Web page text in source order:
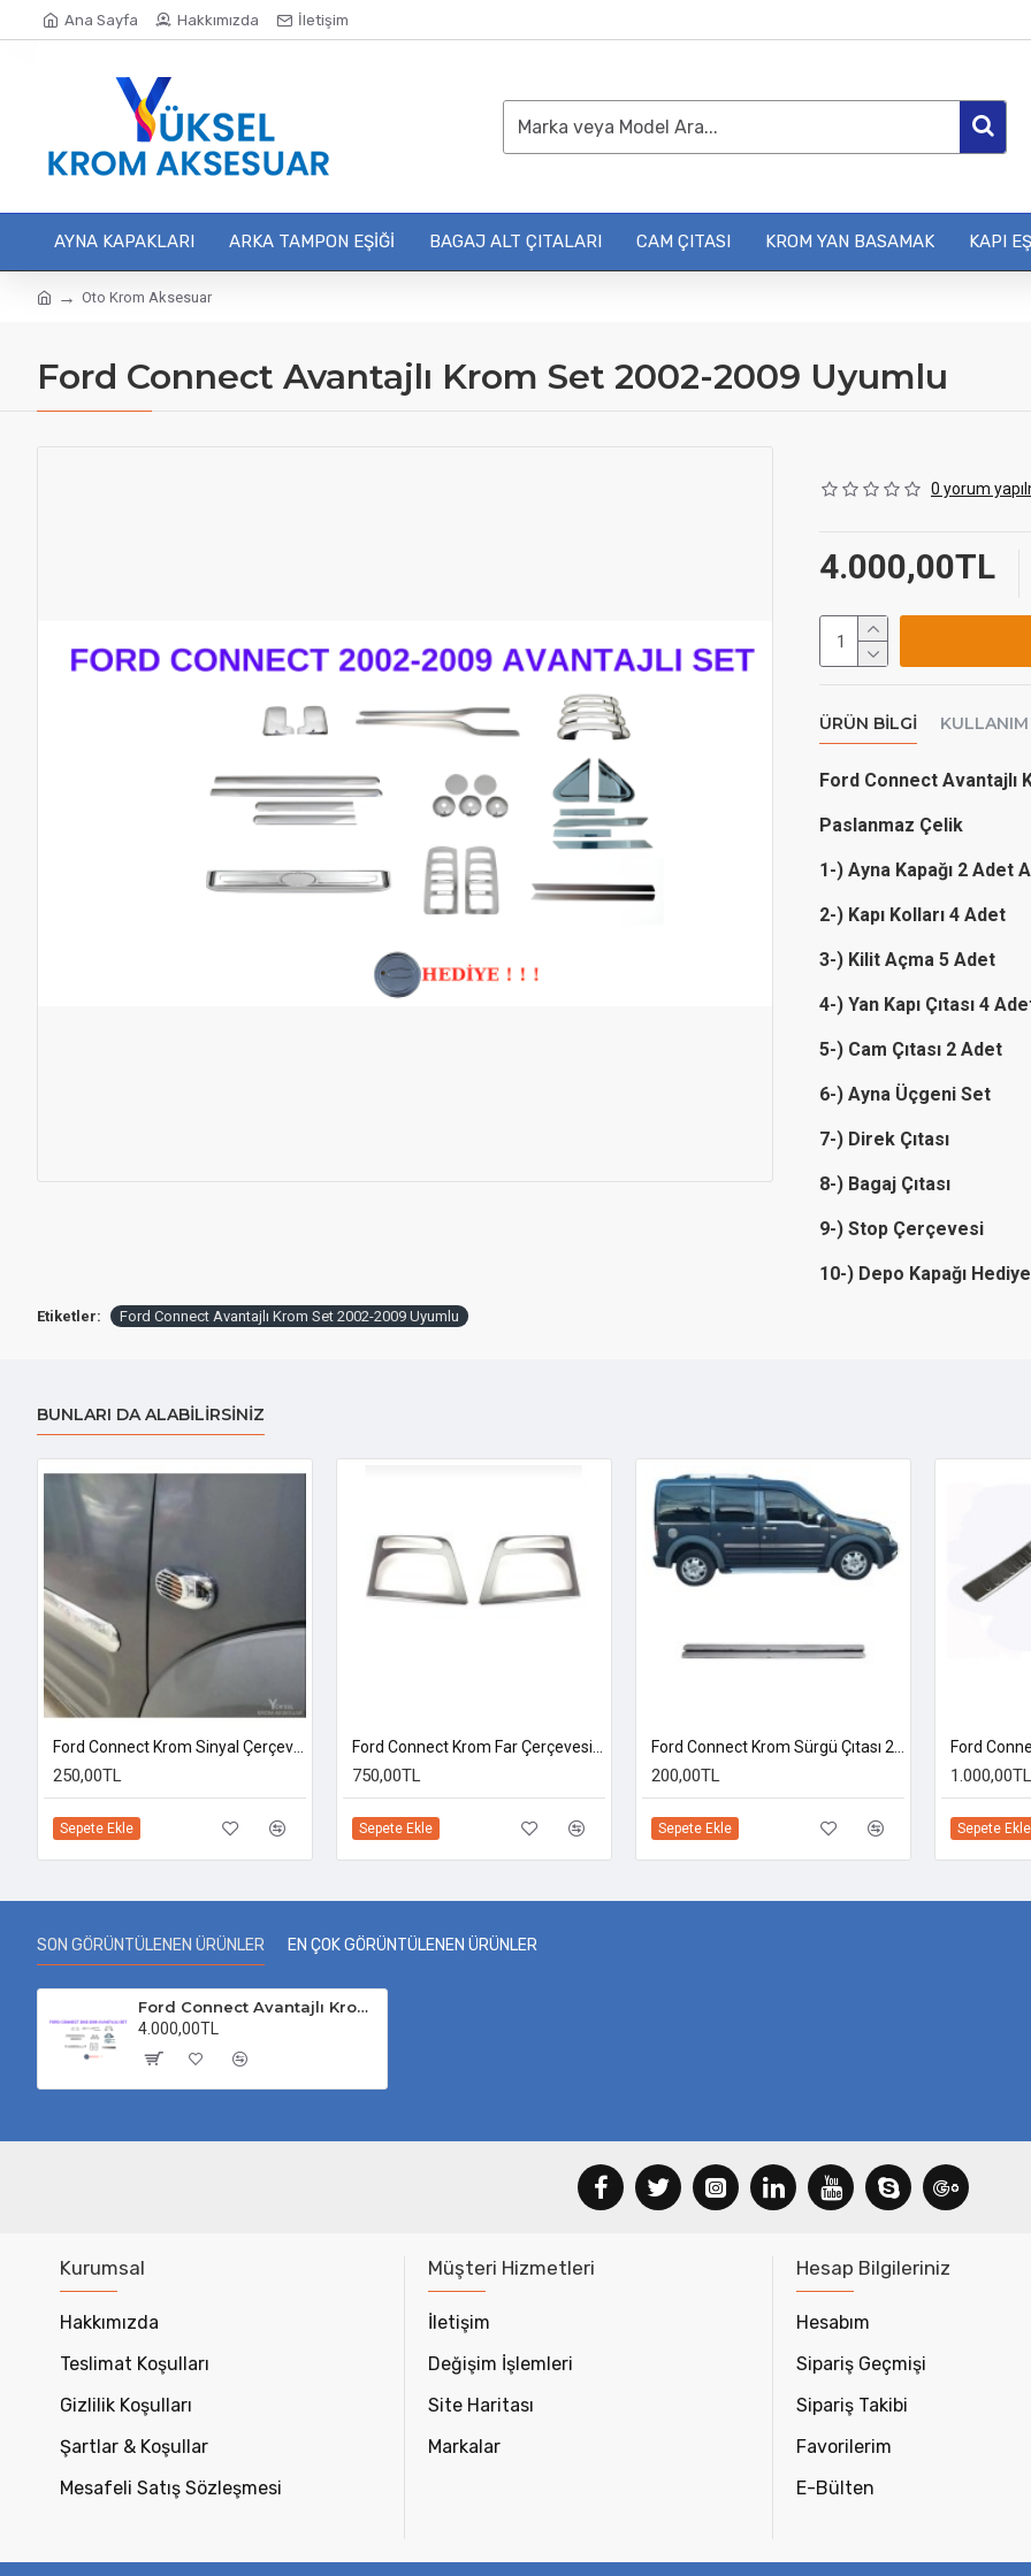
Ana Sayfa Hakkımızda İletişim
AYNA KAPAKLARI ARKA TAMPON EŞIĞI BAGAJ ALT ÇITALARI CAM ÇITASI KROM YAN BASAMAK KAPI
Oto Krom Aksesuar
Ford Connect Avantajlı Krom Set 2002-2009 Uyumlu
0 yorum
4.000,00TL
ÜRÜN BILGI
Ford Connect Avantajlı
Paslanmaz Çelik
1-) Ayna Kapağı 2 Adet
2-) Kapı Kolları 4 Adet
3-) Kilit Açma 5 Adet
4-) Yan Kapı Çıtası 4
5-) Cam Çıtası 2 Adet
6-) Ayna Üçgeni Set
7-) Direk Çıtası
8-) Bagaj Çıtası
9-) Stop Çerçevesi
10-) Depo Kapağı
Etiketler: Ford Connect Avantajlı Krom Set 2002-2009 Uyumlu
BUNLARI DA ALABILIRSINIZ
250,00TL
Sepete Ekle
750,00TL
Sepete Ekle
200,00TL
Sepete Ekle
1.000,00TL
Sepete Ekle
SON GÖRÜNTÜLENEN ÜRÜNLER EN ÇOK GÖRÜNTÜLENEN ÜRÜNLER
Ford Connect Avantajlı Krom Set 2002-2009 Uyumlu
4.000,00TL
Kurumsal
Hakkımızda
Teslimat Koşulları
Gizlilik Koşulları
Şartlar & Koşullar
Mesafeli Satış Sözleşmesi
Müşteri Hizmetleri
İletişim
Değişim İşlemleri
Site Haritası
Markalar
Hesap Bilgileriniz
Hesabım
Sipariş Geçmişi
Sipariş Takibi
Favorilerim
E-Bülten